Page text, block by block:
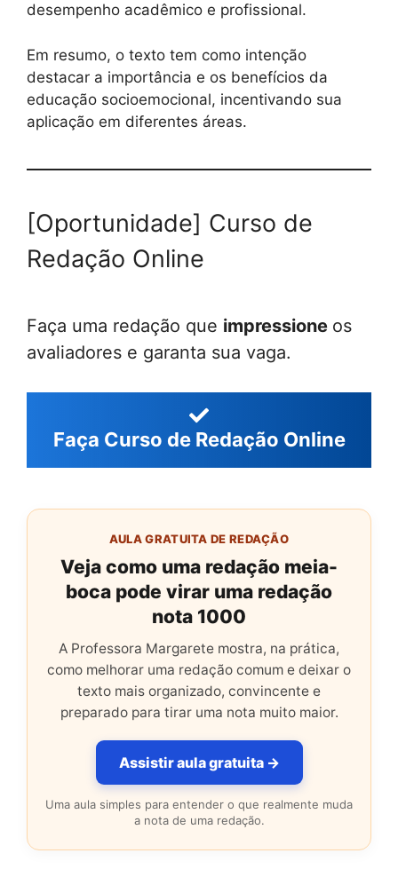
desempenho acadêmico e profissional.
Em resumo, o texto tem como intenção
destacar a importância e os benefícios da
educação socioemocional, incentivando sua
aplicação em diferentes áreas.
[Oportunidade] Curso de
Redação Online
Faça uma redação que impressione os
avaliadores e garanta sua vaga.
Faça Curso de Redação Online
AULA GRATUITA DE REDAÇÃO
Veja como uma redação meia-
boca pode virar uma redação
nota 1000
A Professora Margarete mostra, na prática,
como melhorar uma redação comum e deixar o
texto mais organizado, convincente e
preparado para tirar uma nota muito maior.
Assistir aula gratuita →
Uma aula simples para entender o que realmente muda
a nota de uma redação.